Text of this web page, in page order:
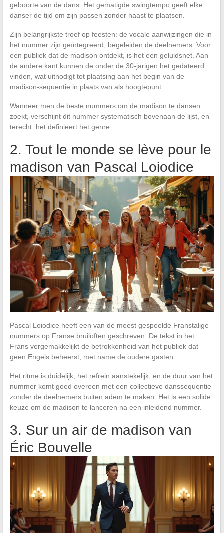
geboorte van de dans. Het gematigde swingtempo geeft elke
danser de tijd om zijn passen zonder haast te plaatsen.
Zijn belangrijkste troef op feesten: de vocale aanwijzingen die in
het nummer zijn geïntegreerd, begeleiden de deelnemers. Voor
een publiek dat de madison ontdekt, is het een geluidsnet. Aan
de andere kant kunnen de onder de 30-jarigen het gedateerd
vinden, wat uitnodigt tot plaatsing aan het begin van de
madison-sequentie in plaats van als hoogtepunt.
Wanneer men de beste nummers om de madison te dansen
zoekt, verschijnt dit nummer systematisch bovenaan de lijst, en
terecht: het definieert het genre.
2. Tout le monde se lève pour le
madison van Pascal Loiodice
Pascal Loiodice heeft een van de meest gespeelde Franstalige
nummers op Franse bruiloften geschreven. De tekst in het
Frans vergemakkelijkt de betrokkenheid van het publiek dat
geen Engels beheerst, met name de oudere gasten.
Het ritme is duidelijk, het refrein aanstekelijk, en de duur van het
nummer komt goed overeen met een collectieve danssequentie
zonder de deelnemers buiten adem te maken. Het is een solide
keuze om de madison te lanceren na een inleidend nummer.
3. Sur un air de madison van
Éric Bouvelle